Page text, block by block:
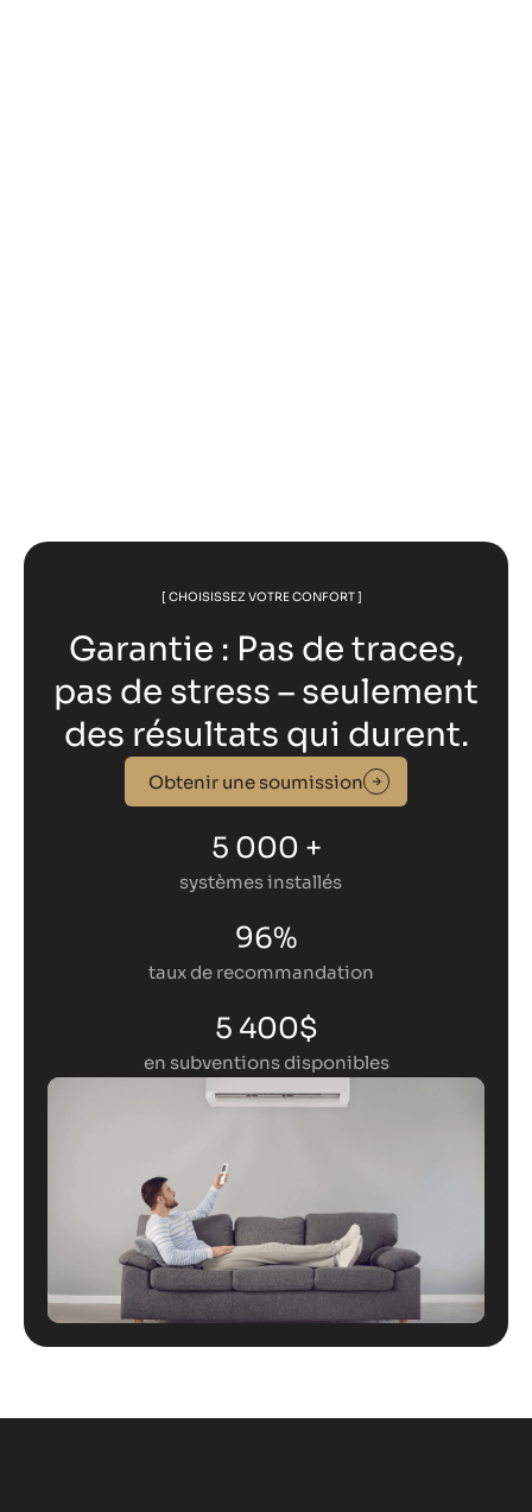
[ CHOISISSEZ VOTRE CONFORT ]
Garantie : Pas de traces,
pas de stress – seulement
des résultats qui durent.
Obtenir une soumission
5 000 +
systèmes installés
96%
taux de recommandation
5 400$
en subventions disponibles